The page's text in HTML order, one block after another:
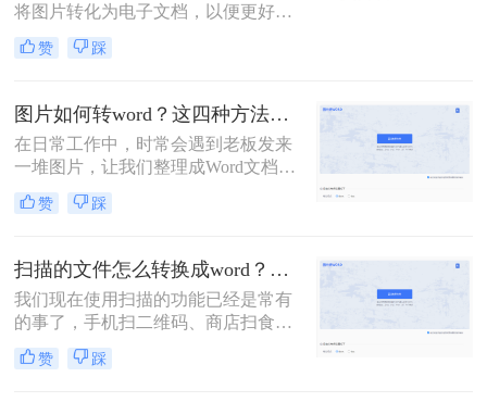
将图片转化为电子文档，以便更好地
编辑、存储和分享。那么图片怎么生
成电子文档呢？本文将介绍三种将图
实现这一需求。
赞 踩
图片如何转word？这四种方法帮你转换！
在日常工作中，时常会遇到老板发来
一堆图片，让我们整理成Word文档再
发给他的情况！如果图片很少，还可
以一个字一个字敲击键盘整理，如果
显得力不从心了！该怎么办呢？下面
转转师妹就教大家四个图片如何转
word方法！
赞 踩
扫描的文件怎么转换成word？教你三种转换方法！
我们现在使用扫描的功能已经是常有
的事了，手机扫二维码、商店扫食品
条形码等等。这些都是我们现在对于
扫描功能的应用，那么我们可以在工
赞 踩